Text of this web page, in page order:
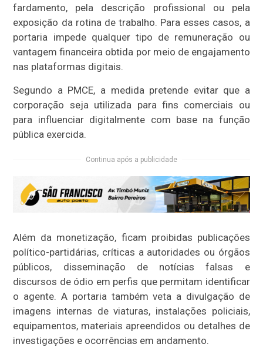
fardamento, pela descrição profissional ou pela
exposição da rotina de trabalho. Para esses casos, a
portaria impede qualquer tipo de remuneração ou
vantagem financeira obtida por meio de engajamento
nas plataformas digitais.
Segundo a PMCE, a medida pretende evitar que a
corporação seja utilizada para fins comerciais ou
para influenciar digitalmente com base na função
pública exercida.
Continua após a publicidade
Além da monetização, ficam proibidas publicações
político-partidárias, críticas a autoridades ou órgãos
públicos, disseminação de notícias falsas e
discursos de ódio em perfis que permitam identificar
o agente. A portaria também veta a divulgação de
imagens internas de viaturas, instalações policiais,
equipamentos, materiais apreendidos ou detalhes de
investigações e ocorrências em andamento.